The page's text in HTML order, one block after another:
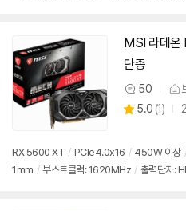
MSI 라데
단종
상
품
50
별
5.0 (상
1)
RX 5600 XT / PCIe4.0x16 / 450W 이상 /
1mm / 부스트클럭: 1620MHz / 출력단자: